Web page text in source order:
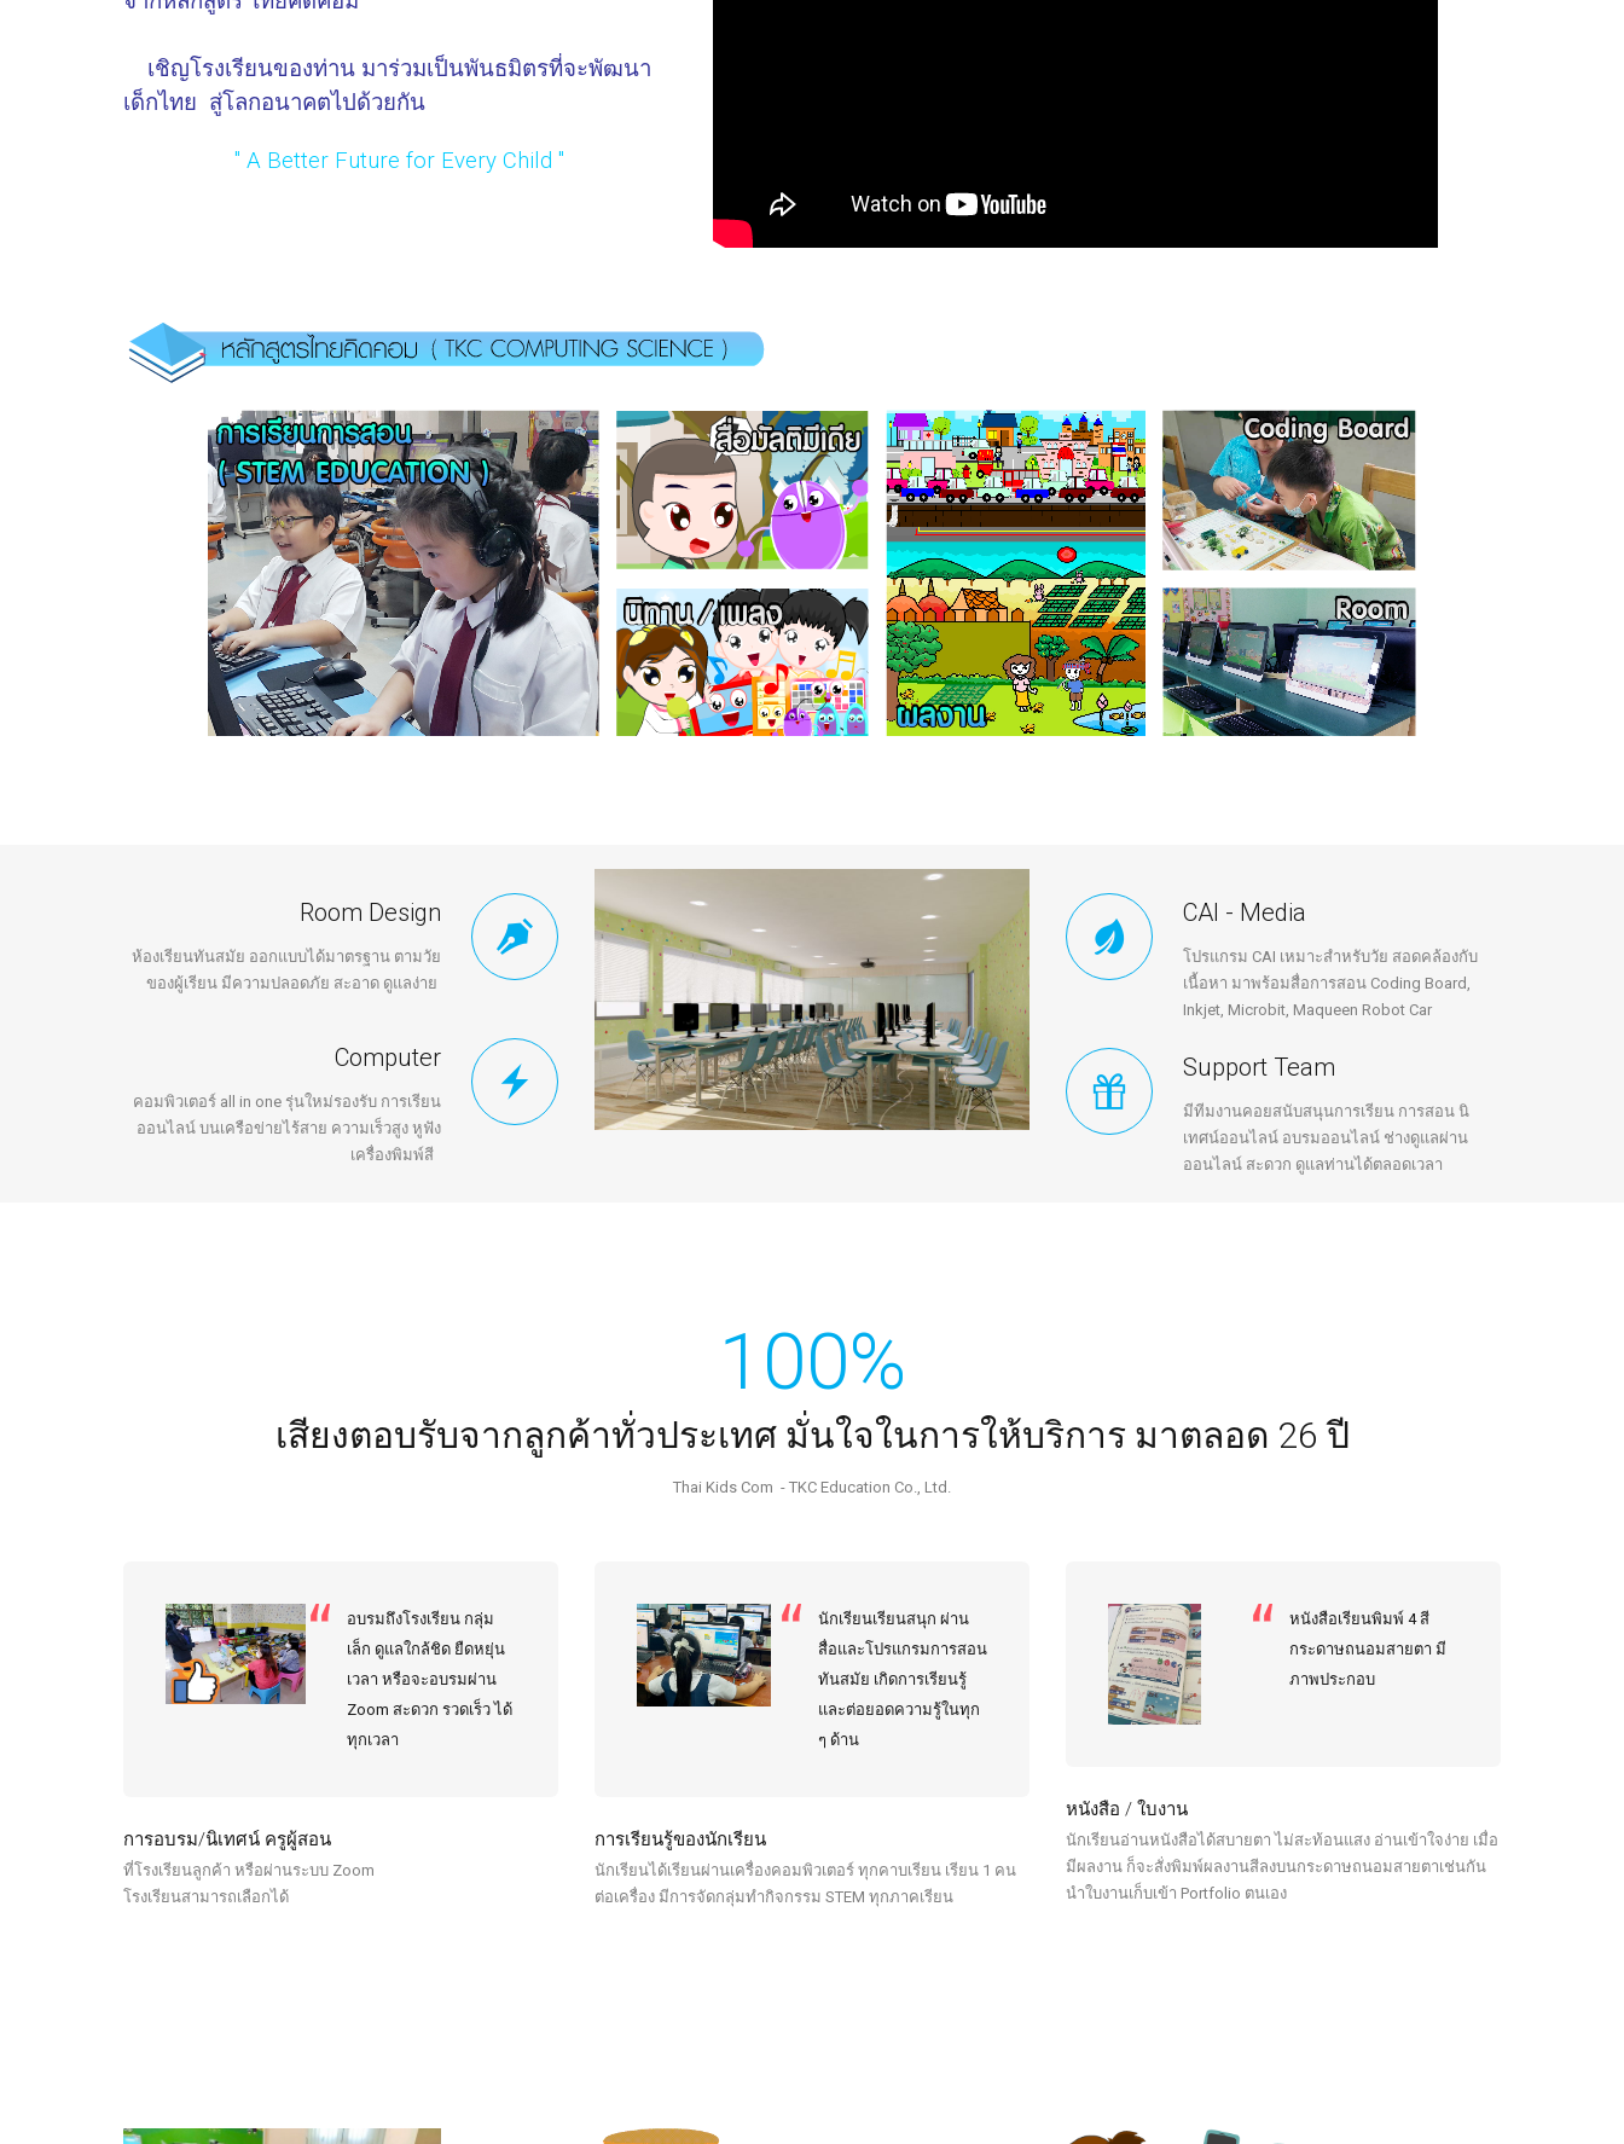
เชิญโรงเรียนของท่าน มาร่วมเป็นพันธมิตรที่จะพัฒนา
เด็กไทย สู่โลกอนาคตไปด้วยกัน
" A Better Future for Every Child "
Room Design
ห้องเรียนทันสมัย ออกแบบได้มาตรฐาน ตามวัย
ของผู้เรียน มีความปลอดภัย สะอาด ดูแลง่าย
Computer
คอมพิวเตอร์ all in one รุ่นใหม่รองรับ การเรียน
ออนไลน์ บนเครือข่ายไร้สาย ความเร็วสูง หูฟัง
เครื่องพิมพ์สี
CAI - Media
โปรแกรม CAI เหมาะสำหรับวัย สอดคล้องกับ
เนื้อหา มาพร้อมสื่อการสอน Coding Board,
Inkjet, Microbit, Maqueen Robot Car
Support Team
มีทีมงานคอยสนับสนุนการเรียน การสอน นิ
เทศน์ออนไลน์ อบรมออนไลน์ ช่างดูแลผ่าน
ออนไลน์ สะดวก ดูแลท่านได้ตลอดเวลา
100%
เสียงตอบรับจากลูกค้าทั่วประเทศ มั่นใจในการให้บริการ มาตลอด 26 ปี
Thai Kids Com - TKC Education Co., Ltd.
อบรมถึงโรงเรียน กลุ่ม
เล็ก ดูแลใกล้ชิด ยืดหยุ่น
เวลา หรือจะอบรมผ่าน
Zoom สะดวก รวดเร็ว ได้
ทุกเวลา
การอบรม/นิเทศน์ ครูผู้สอน
ที่โรงเรียนลูกค้า หรือผ่านระบบ Zoom
โรงเรียนสามารถเลือกได้
นักเรียนเรียนสนุก ผ่าน
สื่อและโปรแกรมการสอน
ทันสมัย เกิดการเรียนรู้
และต่อยอดความรู้ในทุก
ๆ ด้าน
การเรียนรู้ของนักเรียน
นักเรียนได้เรียนผ่านเครื่องคอมพิวเตอร์ ทุกคาบเรียน เรียน 1 คน
ต่อเครื่อง มีการจัดกลุ่มทำกิจกรรม STEM ทุกภาคเรียน
หนังสือเรียนพิมพ์ 4 สี
กระดาษถนอมสายตา มี
ภาพประกอบ
หนังสือ / ใบงาน
นักเรียนอ่านหนังสือได้สบายตา ไม่สะท้อนแสง อ่านเข้าใจง่าย เมื่อ
มีผลงาน ก็จะสั่งพิมพ์ผลงานสีลงบนกระดาษถนอมสายตาเช่นกัน
นำใบงานเก็บเข้า Portfolio ตนเอง